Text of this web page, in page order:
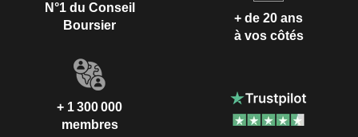
N°1 du Conseil
Boursier
+ de 20 ans
à vos côtés
+ 1 300 000
membres